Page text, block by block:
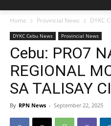
Home Provincial News DYKC
DYKC Cebu News Provincial News
Cebu: PRO7
REGIONAL
SA TALISAY
By RPN News - September 22, 2025